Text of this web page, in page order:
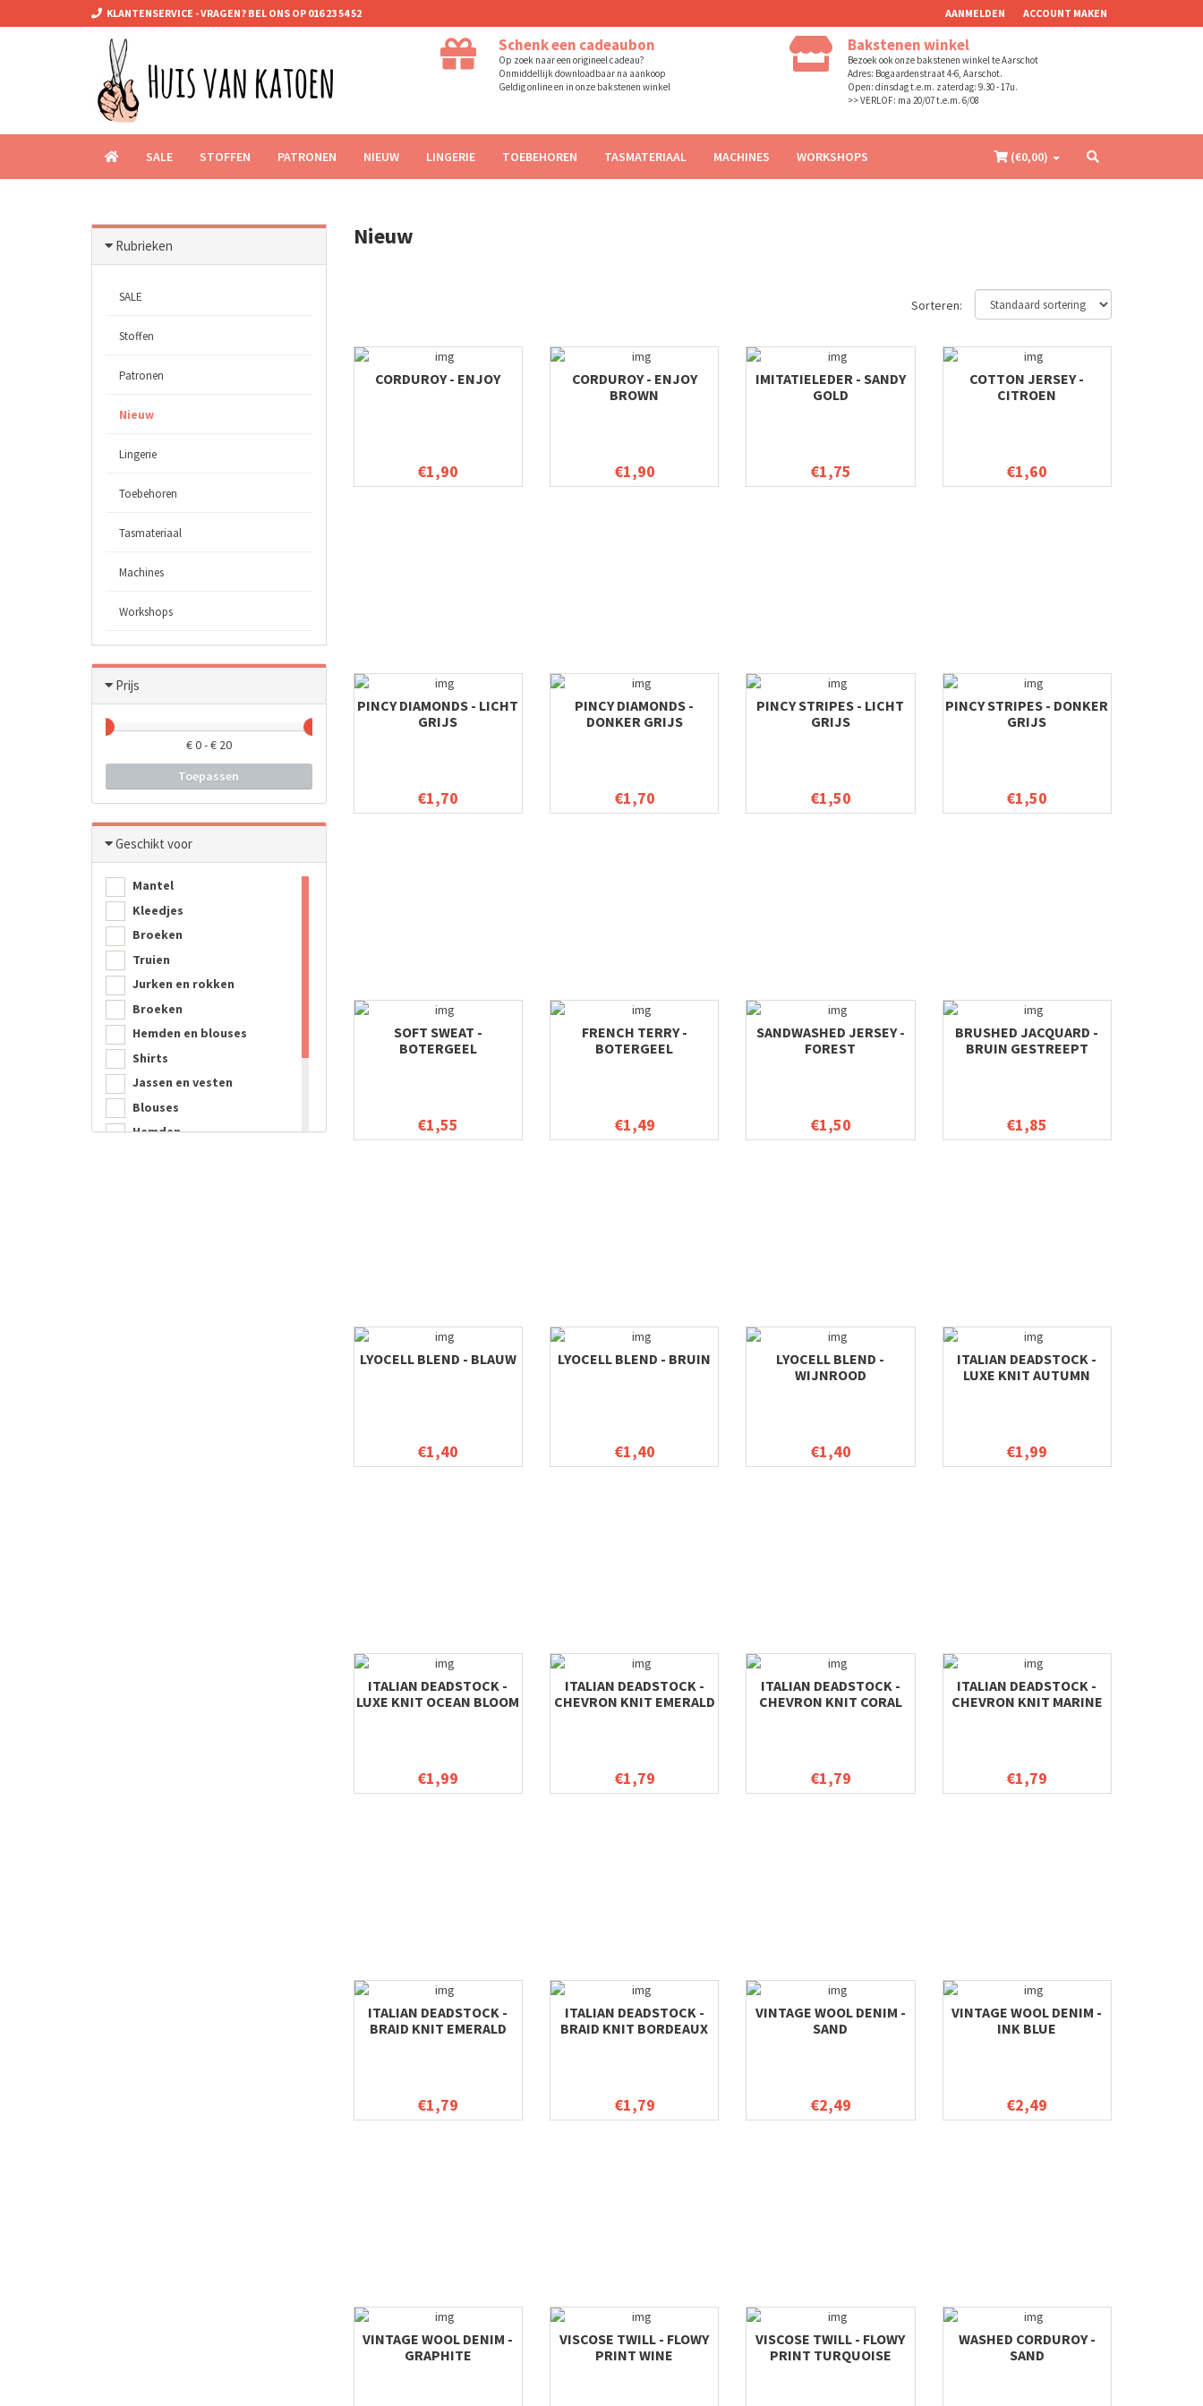
KLANTENSERVICE - VRAGEN? BEL ONS OP 016 23 54 52 AANMELDEN ACCOUNT MAKEN
Schenk een cadeaubon
Op zoek naar een origineel cadeau?
Onmiddellijk downloadbaar na aankoop
Geldig online en in onze bakstenen winkel
Bakstenen winkel
Bezoek ook onze bakstenen winkel te Aarschot
Adres: Bogaardenstraat 4-6, Aarschot.
Open: dinsdag t.e.m. zaterdag: 9.30 - 17u.
>> VERLOF: ma 20/07 t.e.m. 6/08
SALE STOFFEN PATRONEN NIEUW LINGERIE TOEBEHOREN TASMATERIAAL MACHINES WORKSHOPS (€0,00)
Rubrieken
SALE
Stoffen
Patronen
Nieuw
Lingerie
Toebehoren
Tasmateriaal
Machines
Workshops
Prijs
€0- € 20
Toepassen
Geschikt voor
Mantel
Kleedjes
Broeken
Truien
Jurken en rokken
Broeken
Hemden en blouses
Shirts
Jassen en vesten
Blouses
Hemden
Nieuw
Sorteren:
CORDUROY - ENJOY
€1,90
CORDUROY - ENJOY
BROWN
€1,90
IMITATIELEDER - SANDY
GOLD
€1,75
COTTON JERSEY -
CITROEN
€1,60
PINCY DIAMONDS - LICHT
GRIJS
€1,70
PINCY DIAMONDS -
DONKER GRIJS
€1,70
PINCY STRIPES - LICHT
GRIJS
€1,50
PINCY STRIPES - DONKER
GRIJS
€1,50
SOFT SWEAT -
BOTERGEEL
€1,55
FRENCH TERRY -
BOTERGEEL
€1,49
SANDWASHED JERSEY -
FOREST
€1,50
BRUSHED JACQUARD -
BRUIN GESTREEPT
€1,85
LYOCELL BLEND - BLAUW
€1,40
LYOCELL BLEND - BRUIN
€1,40
LYOCELL BLEND -
WIJNROOD
€1,40
ITALIAN DEADSTOCK -
LUXE KNIT AUTUMN
€1,99
ITALIAN DEADSTOCK -
LUXE KNIT OCEAN BLOOM
€1,99
ITALIAN DEADSTOCK -
CHEVRON KNIT EMERALD
€1,79
ITALIAN DEADSTOCK -
CHEVRON KNIT CORAL
€1,79
ITALIAN DEADSTOCK -
CHEVRON KNIT MARINE
€1,79
ITALIAN DEADSTOCK -
BRAID KNIT EMERALD
€1,79
ITALIAN DEADSTOCK -
BRAID KNIT BORDEAUX
€1,79
VINTAGE WOOL DENIM -
SAND
€2,49
VINTAGE WOOL DENIM -
INK BLUE
€2,49
VINTAGE WOOL DENIM -
GRAPHITE
VISCOSE TWILL - FLOWY
PRINT WINE
VISCOSE TWILL - FLOWY
PRINT TURQUOISE
WASHED CORDUROY -
SAND